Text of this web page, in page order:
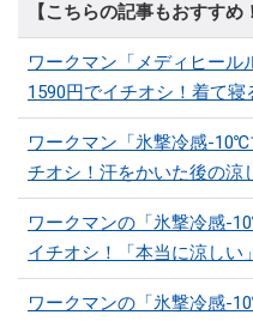
【こちらの記事もおすすめ
ワークマン「メディヒール
1590円でイチオシ！着て寝
ワークマン「氷撃冷感-
チオシ！汗をかいた後の涼
ワークマンの「氷撃冷感-
イチオシ！「本当に涼しい
ワークマンの「氷撃冷感-